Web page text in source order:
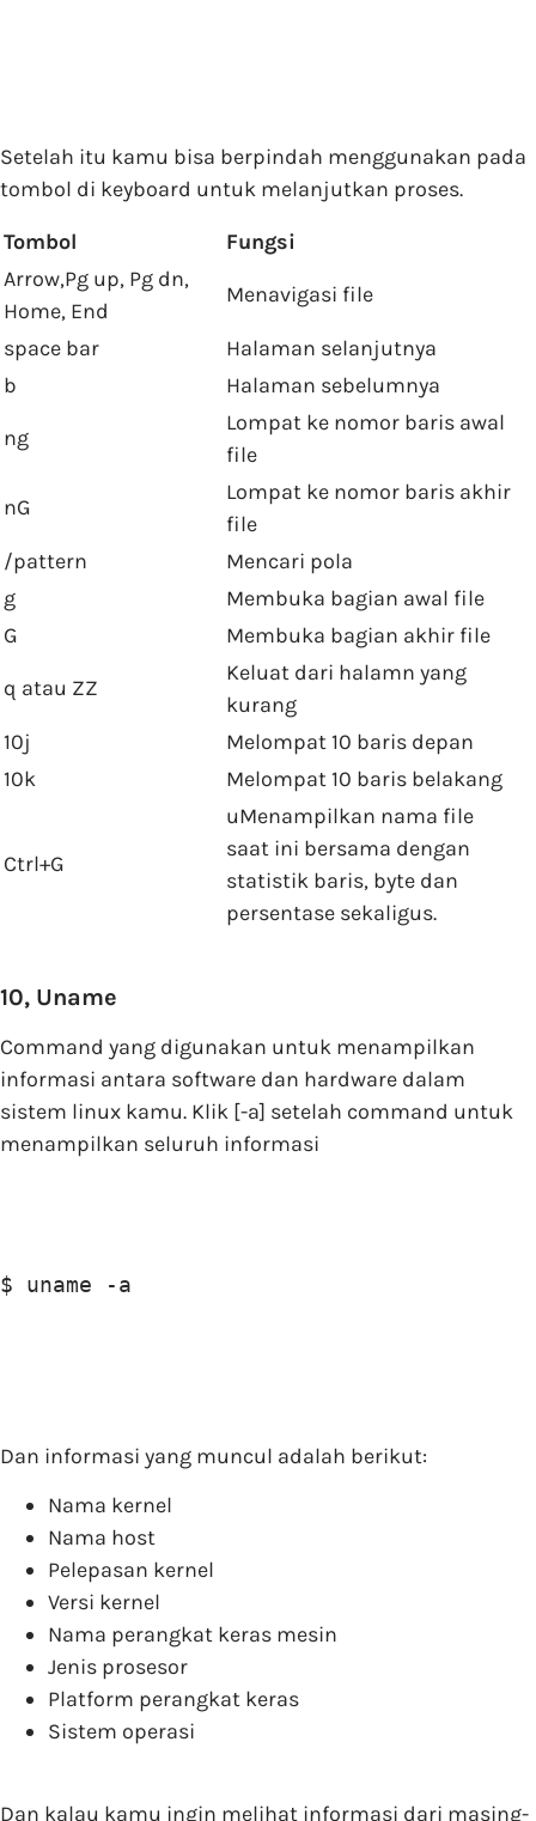
Setelah itu kamu bisa berpindah menggunakan pada
tombol di keyboard untuk melanjutkan proses.
Tombol
Fungsi
Arrow,Pg up, Pg dn,
Home, End
Menavigasi file
space bar
Halaman selanjutnya
b
Halaman sebelumnya
ng
Lompat ke nomor baris awal
file
nG
Lompat ke nomor baris akhir
file
/pattern
Mencari pola
g
Membuka bagian awal file
G
Membuka bagian akhir file
q atau ZZ
Keluat dari halamn yang
kurang
10j
Melompat 10 baris depan
10k
Melompat 10 baris belakang
Ctrl+G
uMenampilkan nama file
saat ini bersama dengan
statistik baris, byte dan
persentase sekaligus.
10, Uname
Command yang digunakan untuk menampilkan
informasi antara software dan hardware dalam
sistem linux kamu. Klik [-a] setelah command untuk
menampilkan seluruh informasi
$ uname -a
Dan informasi yang muncul adalah berikut:
Nama kernel
Nama host
Pelepasan kernel
Versi kernel
Nama perangkat keras mesin
Jenis prosesor
Platform perangkat keras
Sistem operasi
Dan kalau kamu ingin melihat informasi dari masing-